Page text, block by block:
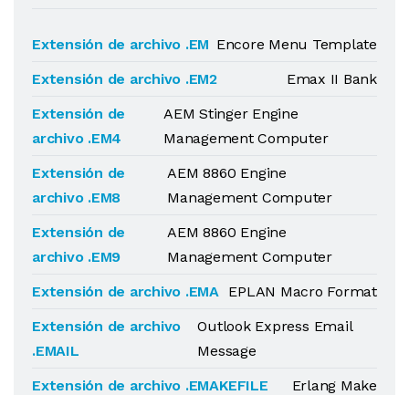
Extensión de archivo .EM Encore Menu Template
Extensión de archivo .EM2
Emax II Bank
Extensión de
archivo .EM4
AEM Stinger Engine
Management Computer
Extensión de
archivo .EM8
AEM 8860 Engine
Management Computer
Extensión de
archivo .EM9
AEM 8860 Engine
Management Computer
Extensión de archivo .EMA EPLAN Macro Format
Extensión de archivo
.EMAIL
Outlook Express Email
Message
Extensión de archivo .EMAKEFILE
Erlang Make